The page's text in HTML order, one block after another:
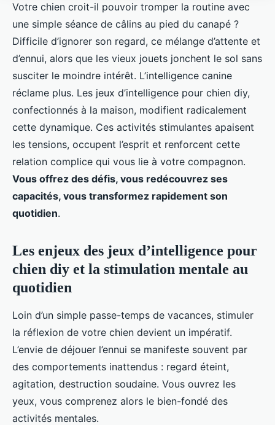
Votre chien croit-il pouvoir tromper la routine avec
une simple séance de câlins au pied du canapé ?
Difficile d’ignorer son regard, ce mélange d’attente et
d’ennui, alors que les vieux jouets jonchent le sol sans
susciter le moindre intérêt. L’intelligence canine
réclame plus. Les jeux d’intelligence pour chien diy,
confectionnés à la maison, modifient radicalement
cette dynamique. Ces activités stimulantes apaisent
les tensions, occupent l’esprit et renforcent cette
relation complice qui vous lie à votre compagnon.
Vous offrez des défis, vous redécouvrez ses
capacités, vous transformez rapidement son
quotidien.
Les enjeux des jeux d’intelligence pour
chien diy et la stimulation mentale au
quotidien
Loin d’un simple passe-temps de vacances, stimuler
la réflexion de votre chien devient un impératif.
L’envie de déjouer l’ennui se manifeste souvent par
des comportements inattendus : regard éteint,
agitation, destruction soudaine. Vous ouvrez les
yeux, vous comprenez alors le bien-fondé des
activités mentales.